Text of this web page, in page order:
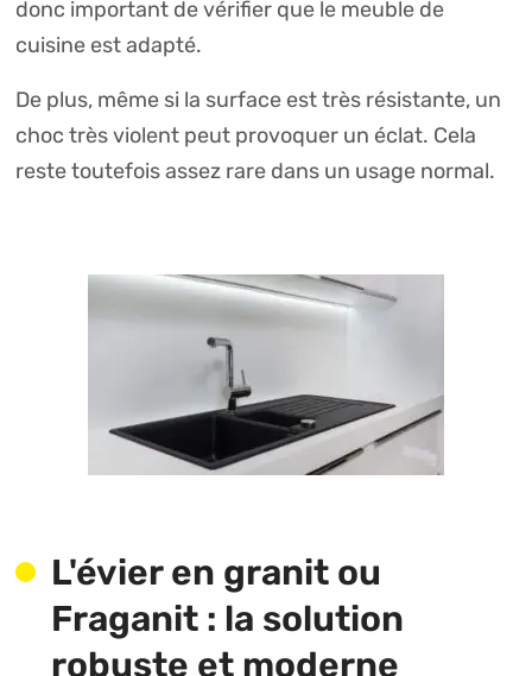
donc important de vérifier que le meuble de
cuisine est adapté.
De plus, même si la surface est très résistante, un
choc très violent peut provoquer un éclat. Cela
reste toutefois assez rare dans un usage normal.
L'évier en granit ou
Fraganit : la solution
robuste et moderne